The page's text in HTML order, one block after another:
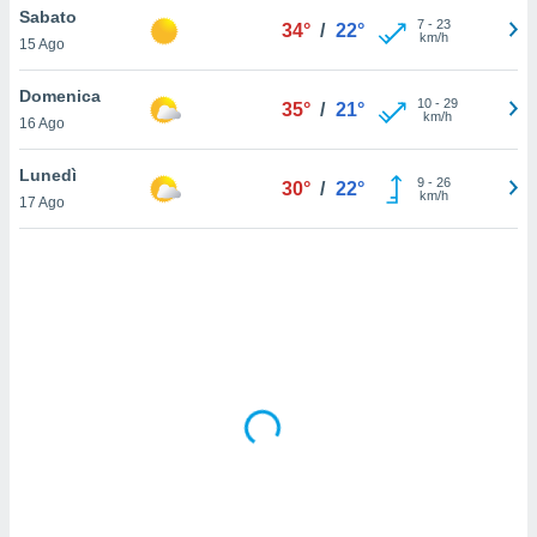
cookie
in
Sabato
15 Ago
34° / 22° 7- 23
km/h
Domenica
16 Ago
35° / 21° 10- 29
km/h
Lunedì
17 Ago
30° / 22° 9- 26
km/h